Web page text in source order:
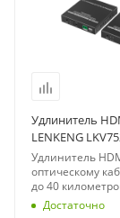
Удлинитель
LENKENG
Удлинитель
оптическому
до 40
Достаточно